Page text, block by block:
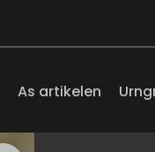
As artikelen